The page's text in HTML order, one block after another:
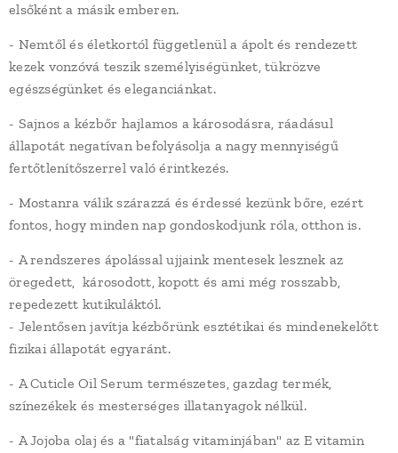
elsőként a másik emberen.
- Nemtől és életkortól függetlenül a ápolt és rendezett
kezek vonzóvá teszik személyiségünket, tükrözve
egészségünket és eleganciánkat.
- Sajnos a kézbőr hajlamos a károsodásra, ráadásul
állapotát negatívan befolyásolja a nagy mennyiségű
fertőtlenítőszerrel való érintkezés.
- Mostanra válik szárazzá és érdessé kezünk bőre, ezért
fontos, hogy minden nap gondoskodjunk róla, otthon is.
- A rendszeres ápolással ujjaink mentesek lesznek az
öregedett, károsodott, kopott és ami még rosszabb,
repedezett kutikuláktól.
- Jelentősen javítja kézbőrünk esztétikai és mindenekelőtt
fizikai állapotát egyaránt.
- A Cuticle Oil Serum természetes, gazdag termék,
színezékek és mesterséges illatanyagok nélkül.
- A Jojoba olaj és a "fiatalság vitaminjában" az E vitamin